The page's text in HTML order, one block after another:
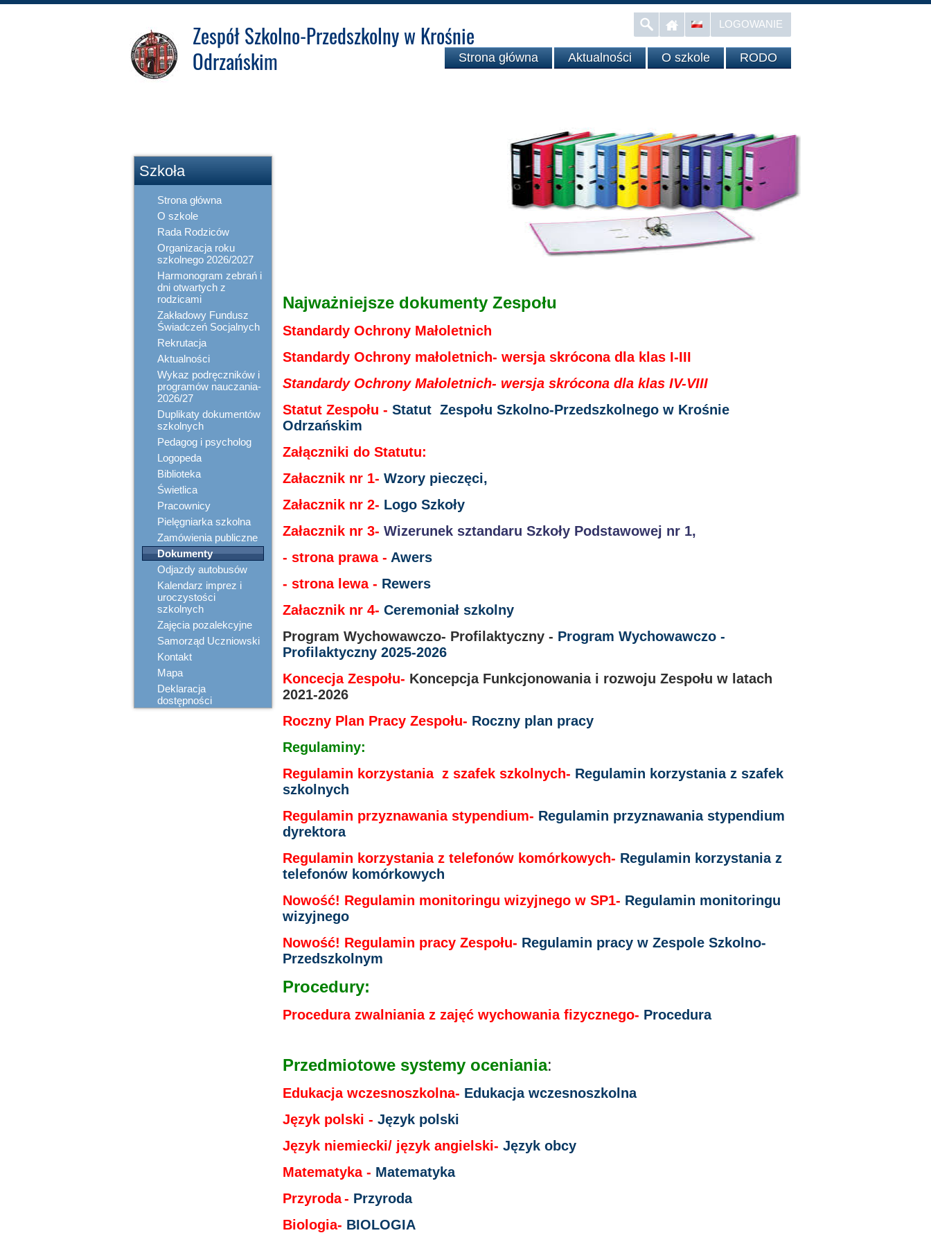
LOGOWANIE
Zespół Szkolno-Przedszkolny w Krośnie
Odrzańskim
Strona główna Aktualności O szkole RODO
Szkoła
Strona główna
O szkole
Rada Rodziców
Organizacja roku
szkolnego 2026/2027
Harmonogram zebrań i
dni otwartych z
rodzicami
Zakładowy Fundusz
Świadczeń Socjalnych
Rekrutacja
Aktualności
Wykaz podręczników i
programów nauczania-
2026/27
Duplikaty dokumentów
szkolnych
Pedagog i psycholog
Logopeda
Biblioteka
Świetlica
Pracownicy
Pielęgniarka szkolna
Zamówienia publiczne
Dokumenty
Odjazdy autobusów
Kalendarz imprez i
uroczystości
szkolnych
Zajęcia pozalekcyjne
Samorząd Uczniowski
Kontakt
Mapa
Deklaracja
dostępności
Najważniejsze dokumenty Zespołu
Standardy Ochrony Małoletnich
Standardy Ochrony małoletnich- wersja skrócona dla klas I-III
Standardy Ochrony Małoletnich- wersja skrócona dla klas IV-VIII
Statut Zespołu - Statut Zespołu Szkolno-Przedszkolnego w Krośnie
Odrzańskim
Załączniki do Statutu:
Załacznik nr 1- Wzory pieczęci,
Załacznik nr 2- Logo Szkoły
Załacznik nr 3- Wizerunek sztandaru Szkoły Podstawowej nr 1,
- strona prawa - Awers
- strona lewa - Rewers
Załacznik nr 4- Ceremoniał szkolny
Program Wychowawczo- Profilaktyczny - Program Wychowawczo -
Profilaktyczny 2025-2026
Koncecja Zespołu- Koncepcja Funkcjonowania i rozwoju Zespołu w latach
2021-2026
Roczny Plan Pracy Zespołu- Roczny plan pracy
Regulaminy:
Regulamin korzystania z szafek szkolnych- Regulamin korzystania z szafek
szkolnych
Regulamin przyznawania stypendium- Regulamin przyznawania stypendium
dyrektora
Regulamin korzystania z telefonów komórkowych- Regulamin korzystania z
telefonów komórkowych
Nowość! Regulamin monitoringu wizyjnego w SP1- Regulamin monitoringu
wizyjnego
Nowość! Regulamin pracy Zespołu- Regulamin pracy w Zespole Szkolno-
Przedszkolnym
Procedury:
Procedura zwalniania z zajęć wychowania fizycznego- Procedura
Przedmiotowe systemy oceniania:
Edukacja wczesnoszkolna- Edukacja wczesnoszkolna
Język polski - Język polski
Język niemiecki/ język angielski- Język obcy
Matematyka - Matematyka
Przyroda- Przyroda
Biologia- BIOLOGIA